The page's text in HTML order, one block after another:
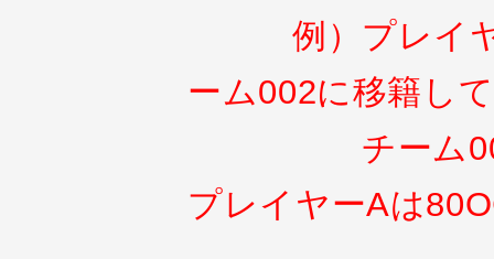
例）プレイヤー
ーム002に移籍し
チーム001は
プレイヤーAは